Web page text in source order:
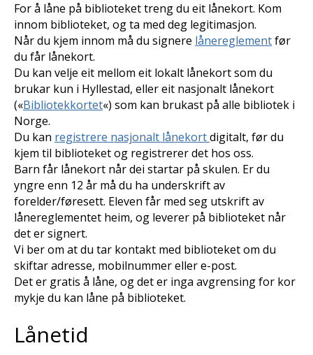
For å låne på biblioteket treng du eit lånekort. Kom
innom biblioteket, og ta med deg legitimasjon.
Når du kjem innom må du signere lånereglementfør
du får lånekort.
Du kan velje eit mellom eit lokalt lånekort som du
brukar kun i Hyllestad, eller eit nasjonalt lånekort
(«Bibliotekkortet«) som kan brukast på alle bibliotek i
Norge.
Du kan registrere nasjonalt lånekortdigitalt, før du
kjem til biblioteket og registrerer det hos oss.
Barn får lånekort når dei startar på skulen. Er du
yngre enn 12 år må du ha underskrift av
forelder/føresett. Eleven får med seg utskrift av
lånereglementet heim, og leverer på biblioteket når
det er signert.
Vi ber om at du tar kontakt med biblioteket om du
skiftar adresse, mobilnummer eller e-post.
Det er gratis å låne, og det er inga avgrensing for kor
mykje du kan låne på biblioteket.
Lånetid